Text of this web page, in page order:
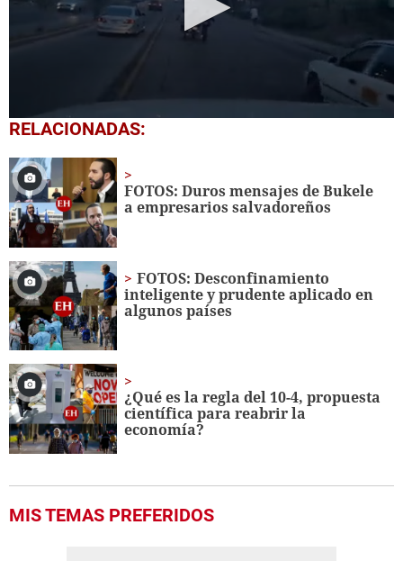
0
seconds
17
seconds
RELACIONADAS:
FOTOS: Duros mensajes de Bukele
a empresarios salvadoreños
FOTOS: Desconfinamiento
inteligente y prudente aplicado en
algunos países
¿Qué es la regla del 10-4, propuesta
científica para reabrir la
economía?
MIS TEMAS PREFERIDOS